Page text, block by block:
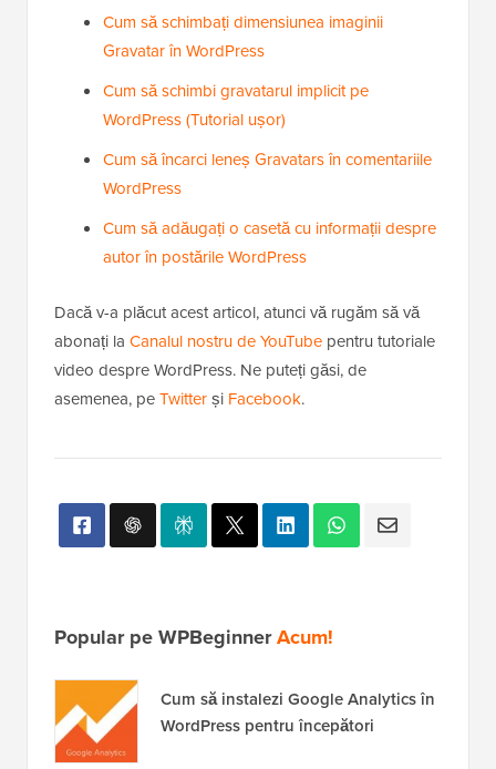
Cum să schimbați dimensiunea imaginii
Gravatar în WordPress
Cum să schimbi gravatarul implicit pe
WordPress (Tutorial ușor)
Cum să încarci leneș Gravatars în comentariile
WordPress
Cum să adăugați o casetă cu informații despre
autor în postările WordPress
Dacă v-a plăcut acest articol, atunci vă rugăm să vă
abonați la Canalul nostru de YouTube pentru tutoriale
video despre WordPress. Ne puteți găsi, de
asemenea, peTwitterși Facebook.
Popular pe WPBeginnerAcum!
Cum să instalezi Google Analytics în
WordPress pentru începători